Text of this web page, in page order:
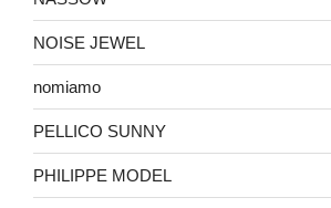
NOISE JEWEL
nomiamo
PELLICO SUNNY
PHILIPPE MODEL